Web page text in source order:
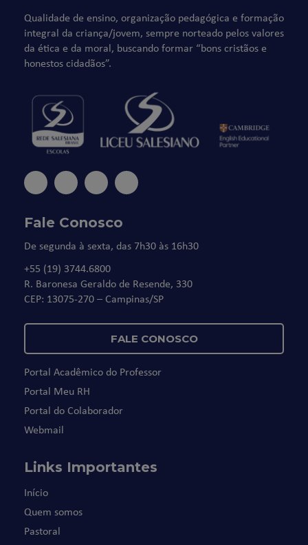
Qualidade de ensino, organização pedagógica e formação
integral da criança/jovem, sempre norteado pelos valores
da ética e da moral, buscando formar “bons cristãos e
honestos cidadãos”.
Fale Conosco
De segunda à sexta, das 7h30 às 16h30
+55 (19) 3744.6800
R. Baronesa Geraldo de Resende, 330
CEP: 13075-270 – Campinas/SP
FALE CONOSCO
Portal Acadêmico do Professor
Portal Meu RH
Portal do Colaborador
Webmail
Links Importantes
Início
Quem somos
Pastoral